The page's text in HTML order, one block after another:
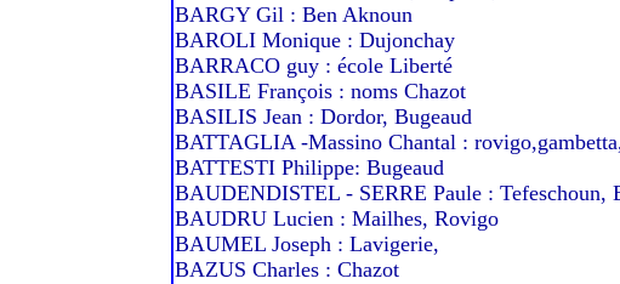
BARGY Gil : Ben Aknoun
BAROLI Monique : Dujonchay
BARRACO guy : école Liberté
BASILE François : noms Chazot
BASILIS Jean : Dordor, Bugeaud
BATTAGLIA -Massino Chantal :
BATTESTI Philippe: Bugeaud
BAUDENDISTEL - SERRE Paule : Tefeschoun,
BAUDRU Lucien : Mailhes, Rovigo
BAUMEL Joseph : Lavigerie,
BAZUS Charles : Chazot